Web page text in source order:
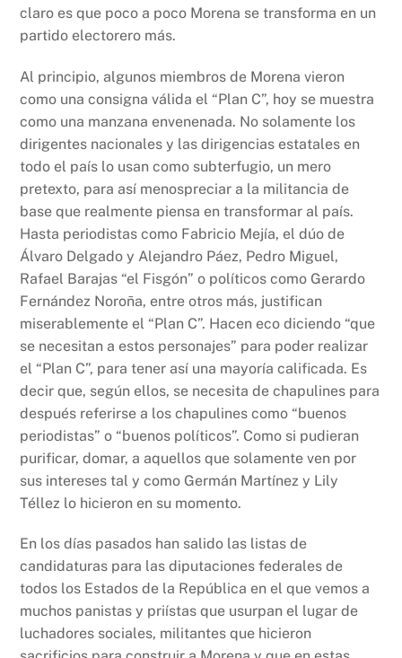
claro es que poco a poco Morena se transforma en un
partido electorero más.
Al principio, algunos miembros de Morena vieron
como una consigna válida el “Plan C”, hoy se muestra
como una manzana envenenada. No solamente los
dirigentes nacionales y las dirigencias estatales en
todo el país lo usan como subterfugio, un mero
pretexto, para así menospreciar a la militancia de
base que realmente piensa en transformar al país.
Hasta periodistas como Fabricio Mejía, el dúo de
Álvaro Delgado y Alejandro Páez, Pedro Miguel,
Rafael Barajas “el Fisgón” o políticos como Gerardo
Fernández Noroña, entre otros más, justifican
miserablemente el “Plan C”. Hacen eco diciendo “que
se necesitan a estos personajes” para poder realizar
el “Plan C”, para tener así una mayoría calificada. Es
decir que, según ellos, se necesita de chapulines para
después referirse a los chapulines como “buenos
periodistas” o “buenos políticos”. Como si pudieran
purificar, domar, a aquellos que solamente ven por
sus intereses tal y como Germán Martínez y Lily
Téllez lo hicieron en su momento.
En los días pasados han salido las listas de
candidaturas para las diputaciones federales de
todos los Estados de la República en el que vemos a
muchos panistas y priístas que usurpan el lugar de
luchadores sociales, militantes que hicieron